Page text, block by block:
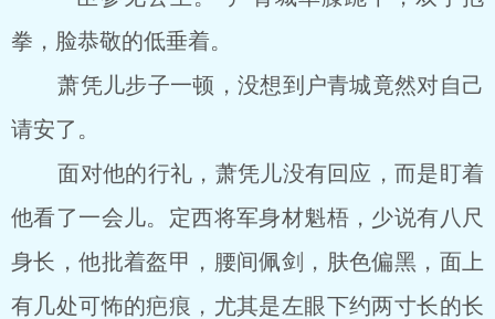
拳，脸恭敬的低垂着。
萧凭儿步子一顿，没想到户青城竟然对自己
请安了。
面对他的行礼，萧凭儿没有回应，而是盯着
他看了一会儿。定西将军身材魁梧，少说有八尺
身长，他批着盔甲，腰间佩剑，肤色偏黑，面上
有几处可怖的疤痕，尤其是左眼下约两寸长的长